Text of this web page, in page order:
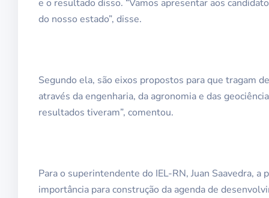
e o resultado disso. “Vamos apresentar aos
do nosso estado”, disse.
Segundo ela, são eixos propostos para que tragam
através da engenharia, da agronomia e das
resultados tiveram”, comentou.
Para o superintendente do IEL-RN, Juan Saavedra,
importância para construção da agenda de